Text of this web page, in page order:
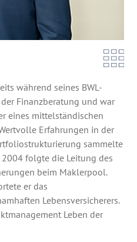
während seines BWL-
Finanzberatung und war
eines mittelständischen
Erfahrungen in der
sammelte
2004 folgte die Leitung des
beim Maklerpool.
er das
Lebensversicherers.
Leben der